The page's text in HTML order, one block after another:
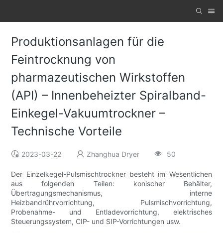
Produktionsanlagen für die
Feintrocknung von
pharmazeutischen Wirkstoffen
(API) – Innenbeheizter Spiralband-
Einkegel-Vakuumtrockner –
Technische Vorteile
2023-03-22 Zhanghua Dryer 50
Der Einzelkegel-Pulsmischtrockner besteht im Wesentlichen
aus folgenden Teilen: konischer Behälter,
Übertragungsmechanismus, interne
Heizbandrührvorrichtung, Pulsmischvorrichtung,
Probenahme- und Entladevorrichtung, elektrisches
Steuerungssystem, CIP- und SIP-Vorrichtungen usw.